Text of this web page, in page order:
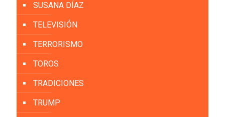
SUSANA DÍAZ
TELEVISIÓN
TERRORISMO
TOROS
TRADICIONES
TRUMP